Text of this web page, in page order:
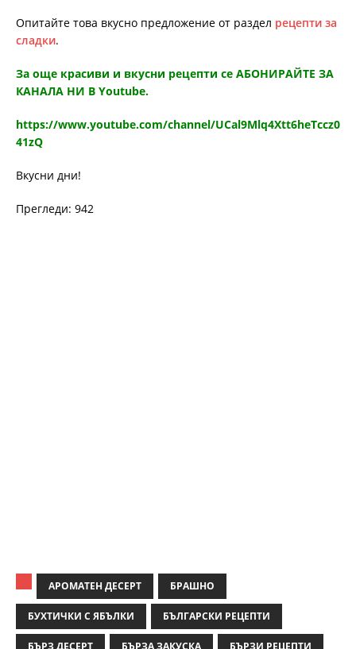
Опитайте това вкусно предложение от раздел рецепти за
сладки.
За още красиви и вкусни рецепти се АБОНИРАЙТЕ ЗА
КАНАЛА НИ В Youtube.
https://www.youtube.com/channel/UCal9Mlq4Xtt6heTccz0
41zQ
Вкусни дни!
Прегледи: 942
АРОМАТЕН ДЕСЕРТ БРАШНО
БУХТИЧКИ С ЯБЪЛКИ БЪЛГАРСКИ РЕЦЕПТИ